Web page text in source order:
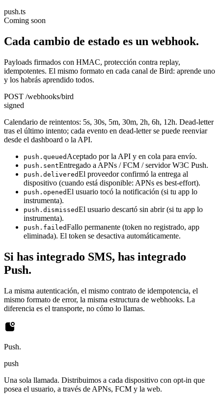
push.ts
Coming soon
Cada cambio de estado es un webhook.
Payloads firmados con HMAC, protección contra replay,
idempotentes. El mismo formato en cada canal de Bird: aprende uno
y los habrás aprendido todos.
POST /webhooks/bird
signed
Calendario de reintentos: 5s, 30s, 5m, 30m, 2h, 6h, 12h. Dead-letter
tras el último intento; cada evento en dead-letter se puede reenviar
desde el dashboard o la API.
push.queued Aceptado por la API y en cola para envío.
push.sentEntregado a APNs / FCM / servidor W3C Push.
push.deliveredEl proveedor confirmó la entrega al
dispositivo (cuando está disponible: APNs es best-effort).
push.openedEl usuario tocó la notificación (si tu app lo
instrumenta).
push.dismissedEl usuario descartó sin abrir (si tu app lo
instrumenta).
push.failedFallo permanente (token no registrado, app
eliminada). El token se desactiva automáticamente.
Si has integrado SMS, has integrado
Push.
La misma autenticación, el mismo contrato de idempotencia, el
mismo formato de error, la misma estructura de webhooks. La
diferencia es el transporte, no cómo lo llamas.
Push.
push
Una sola llamada. Distribuimos a cada dispositivo con opt-in que
posea el usuario, a través de APNs, FCM y la web.